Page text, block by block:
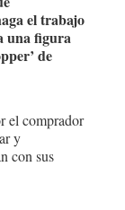
el trabajo
una figura
de
el comprador
y
con sus